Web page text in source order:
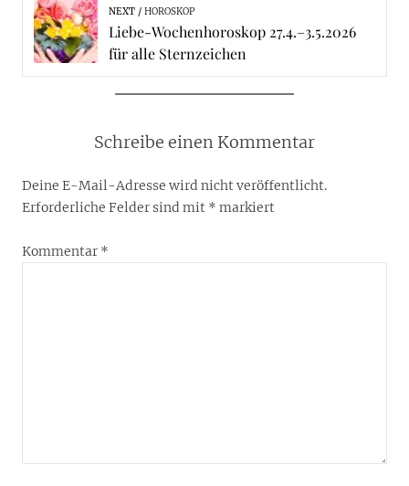
NEXT HOROSKOP
Liebe-Wochenhoroskop 27.4.–3.5.2026
für alle Sternzeichen
Schreibe einen Kommentar
Deine E-Mail-Adresse wird nicht veröffentlicht.
Erforderliche Felder sind mit * markiert
Kommentar *